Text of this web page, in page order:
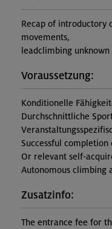
Recap of introductory
movements,
leadclimbing
Voraussetzung:
Konditionelle
Durchschnittliche
Successful
Or relevant self-
Autonomous climbing
Zusatzinfo:
The entrance fee for